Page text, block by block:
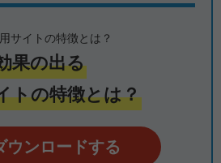
果の出る
トの特徴とは？
ウンロードする